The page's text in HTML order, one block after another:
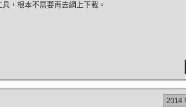
，根本不需要再去網上下載。
2014